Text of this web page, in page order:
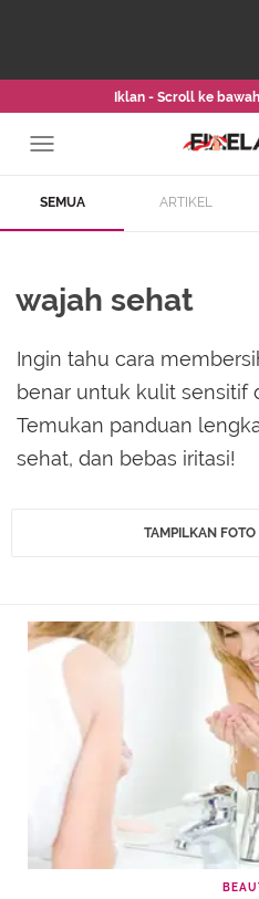
Iklan - Scroll ke
SEMUA ARTIKEL
wajah sehat
Ingin tahu cara
benar untuk kulit sensitif
Temukan panduan
sehat, dan bebas iritasi!
TAMPILKAN